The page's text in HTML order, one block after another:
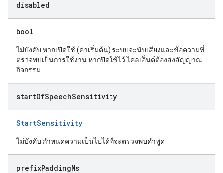
disabled
bool
ไม่บังคับ หากเปิดใช้ (ค่าเริ่มต้น) ระบบจะนับเสียงและข้อความที่
ตรวจพบเป็นการใช้งาน หากปิดใช้ไว้ ไคลเอ็นต์ต้องส่งสัญญาณ
กิจกรรม
startOfSpeechSensitivity
StartSensitivity
ไม่บังคับ กำหนดความเป็นไปได้ที่จะตรวจพบคำพูด
prefixPaddingMs